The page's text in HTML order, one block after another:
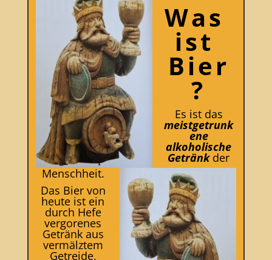
Was
ist
Bier
?
Es ist das
meistgetrunk
ene
alkoholische
Getränkder
Menschheit.
Das Bier von
heute ist ein
durch Hefe
vergorenes
Getränk aus
vermälztem
Getreide,